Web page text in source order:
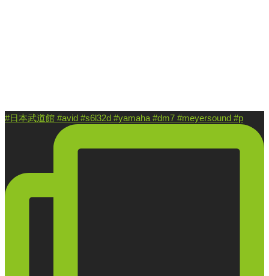
#日本武道館 #avid #s6l32d #yamaha #dm7 #meyersound #p